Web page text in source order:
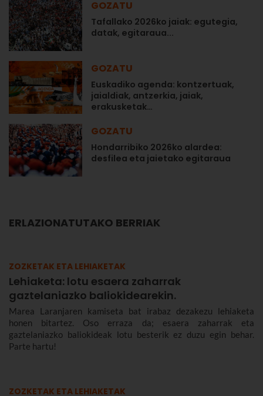
GOZATU
Tafallako 2026ko jaiak: egutegia,
datak, egitaraua...
GOZATU
Euskadiko agenda: kontzertuak,
jaialdiak, antzerkia, jaiak,
erakusketak…
GOZATU
Hondarribiko 2026ko alardea:
desfilea eta jaietako egitaraua
ERLAZIONATUTAKO BERRIAK
ZOZKETAK ETA LEHIAKETAK
Lehiaketa: lotu esaera zaharrak
gaztelaniazko baliokidearekin.
Marea Laranjaren kamiseta bat irabaz dezakezu lehiaketa
honen bitartez. Oso erraza da; esaera zaharrak eta
gaztelaniazko baliokideak lotu besterik ez duzu egin behar.
Parte hartu!
ZOZKETAK ETA LEHIAKETAK